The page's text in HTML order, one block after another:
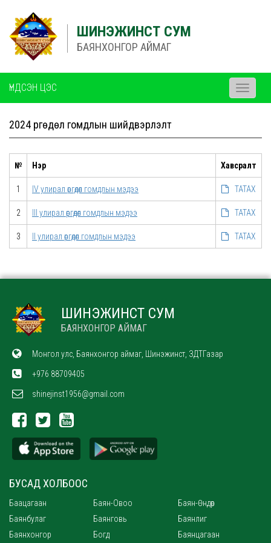
ШИНЭЖИНСТ СУМ
БАЯНХОНГОР АЙМАГ
ҮНДСЭН ЦЭС
Toggle
2024 Өргөдөл гомдлын шийдвэрлэлт
№ Нэр Хавсралт
1 IV улирал өргөдөл гомдлын мэдээ ТАТАХ
2 III улирал өргөдөл гомдлын мэдээ ТАТАХ
3 II улирал өргөдөл гомдлын мэдээ ТАТАХ
ШИНЭЖИНСТ СУМ
БАЯНХОНГОР АЙМАГ
Монгол улс, Баянхонгор аймаг, Шинэжинст, ЗДТГазар
+976 88709405
shinejinst1956@gmail.com
БУСАД ХОЛБООС
Баацагаан Баян-Овоо
Баян-Өндөр
Баянбулаг
Баянговь
Баянлиг
Баянхонгор
Богд Баянцагаан